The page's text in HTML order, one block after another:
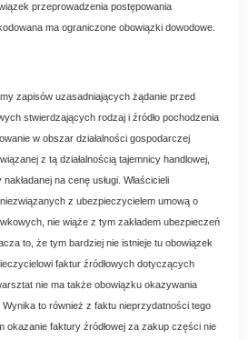
przeprowadzenia postępowania
ma ograniczone obowiązki dowodowe.
zapisów uzasadniających żądanie przed
stwierdzających rodzaj i źródło pochodzenia
w obszar działalności gospodarczej
z tą działalnością tajemnicy handlowej,
na cenę usługi. Właścicieli
z ubezpieczycielem umową o
nie wiąże z tym zakładem ubezpieczeń
to, że tym bardziej nie istnieje tu obowiązek
faktur źródłowych dotyczących
nie ma także obowiązku okazywania
to również z faktu nieprzydatności tego
okazanie faktury źródłowej za zakup części nie